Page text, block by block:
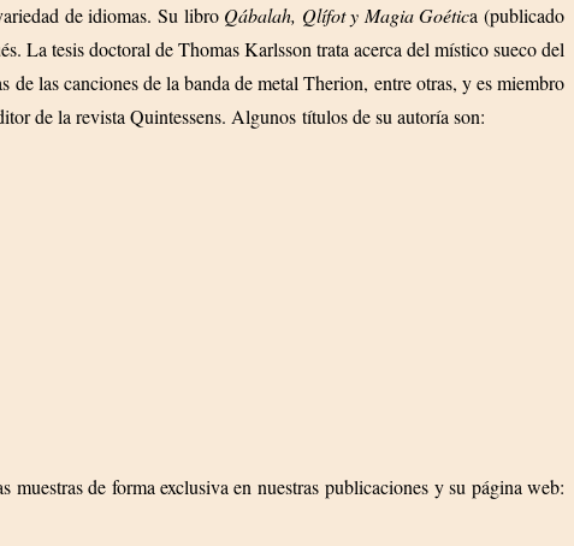
de idiomas. Su libro Qábalah, Qlífot y Magia Goética (publicado
La tesis doctoral de Thomas Karlsson trata acerca del místico sueco del
las canciones de la banda de metal Therion, entre otras, y es miembro
de la revista Quintessens. Algunos títulos de su autoría son:
de forma exclusiva en nuestras publicaciones y su página web: